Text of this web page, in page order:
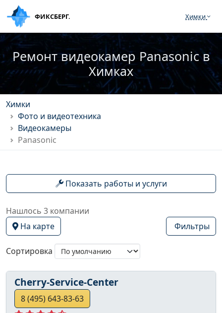
ФИКСБЕРГ. Химки
Ремонт видеокамер Panasonic в
Химках
Химки
Фото и видеотехника
Видеокамеры
Panasonic
Показать работы и услуги
Нашлось 3 компании
На карте
Фильтры
Сортировка
Cherry-Service-Center
8 (495) 643-83-63